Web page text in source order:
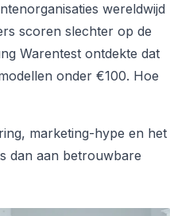
wereldwijd
scoren slechter op de
Warentest ontdekte dat
onder €100. Hoe
marketing-hype en het
dan aan betrouwbare